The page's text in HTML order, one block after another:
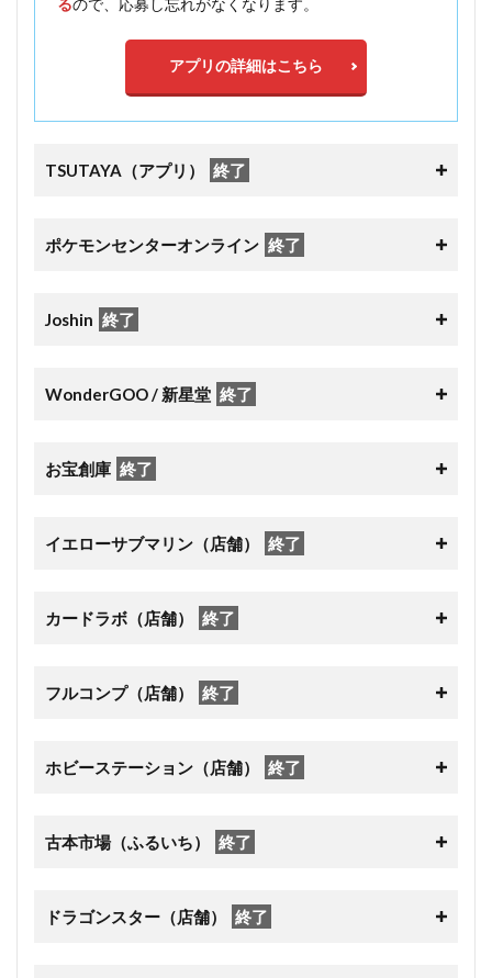
るので、応募し忘れがなくなります。
アプリの詳細はこちら
TSUTAYA（アプリ） 終了
ポケモンセンターオンライン 終了
Joshin 終了
WonderGOO / 新星堂 終了
お宝創庫 終了
イエローサブマリン（店舗） 終了
カードラボ（店舗） 終了
フルコンプ（店舗） 終了
ホビーステーション（店舗） 終了
古本市場（ふるいち） 終了
ドラゴンスター（店舗） 終了